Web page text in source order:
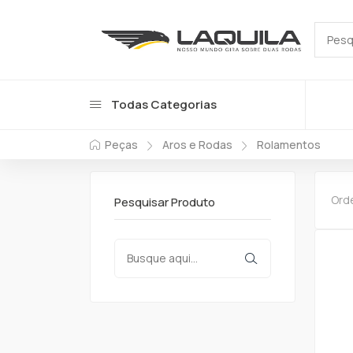
Todas Categorias
Peças Aros e Rodas Rolamentos
Pesquisar Produto